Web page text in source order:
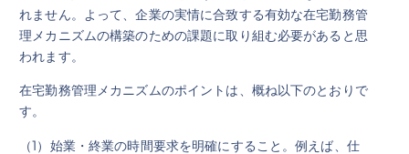
れません。よって、企業の実情に合致する有効な在宅勤務管
理メカニズムの構築のための課題に取り組む必要があると思
われます。
在宅勤務管理メカニズムのポイントは、概ね以下のとおりで
す。
（1）始業・終業の時間要求を明確にすること。例えば、仕